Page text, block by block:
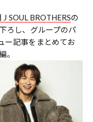
J SOUL BROTHERSの
ろし、グループのパ
ー記事をまとめてお
。